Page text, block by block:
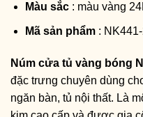
Màu sắc: màu vàng
Mã sản phẩm:
Núm cửa tủ vàng bóng
đặc trưng chuyên dùng
ngăn bàn, tủ nội thất. Là